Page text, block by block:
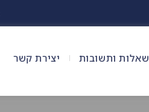
שאלות ותשובות יצירת קשר